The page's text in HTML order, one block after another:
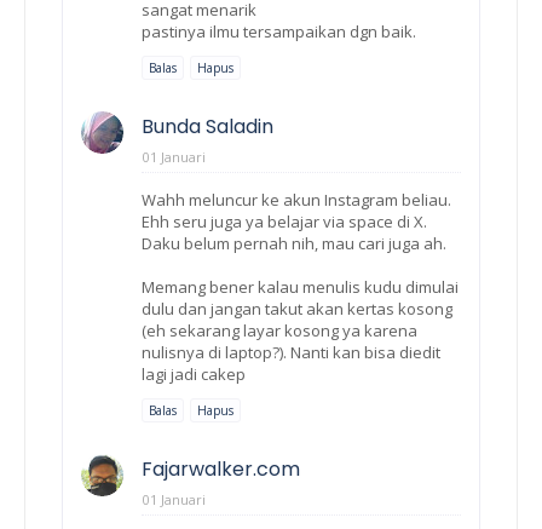
sangat menarik
pastinya ilmu tersampaikan dgn baik.
Balas Hapus
Bunda Saladin
01 Januari
Wahh meluncur ke akun Instagram beliau.
Ehh seru juga ya belajar via space di X.
Daku belum pernah nih, mau cari juga ah.
Memang bener kalau menulis kudu dimulai
dulu dan jangan takut akan kertas kosong
(eh sekarang layar kosong ya karena
nulisnya di laptop?). Nanti kan bisa diedit
lagi jadi cakep
Balas Hapus
Fajarwalker.com
01 Januari